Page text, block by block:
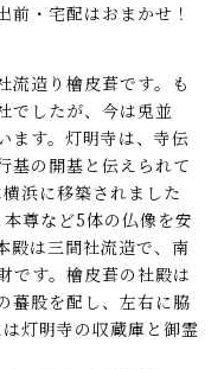
・宅配はおまかせ！
流造り檜皮葺です。も
でしたが、今は兎並
ます。灯明寺は、寺伝
基の開基と伝えられて
浜に移築されました
尊など5体の仏像を安
殿は三間社流造で、南
です。檜皮葺の社殿は
蟇股を配し、左右に脇
灯明寺の収蔵庫と御霊